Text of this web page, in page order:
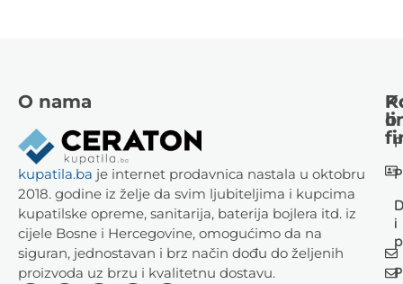
O nama
kupatila.ba je internet prodavnica nastala u oktobru
2018. godine iz želje da svim ljubiteljima i kupcima
kupatilske opreme, sanitarija, baterija bojlera itd. iz
cijele Bosne i Hercegovine, omogućimo da na
siguran, jednostavan i brz način dođu do željenih
proizvoda uz brzu i kvalitetnu dostavu.
i
o